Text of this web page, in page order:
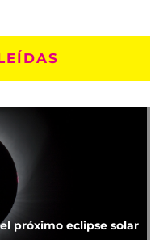
próximo eclipse solar